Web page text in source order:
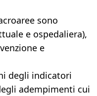
sono
e ospedaliera),
e
degli indicatori
adempimenti cui